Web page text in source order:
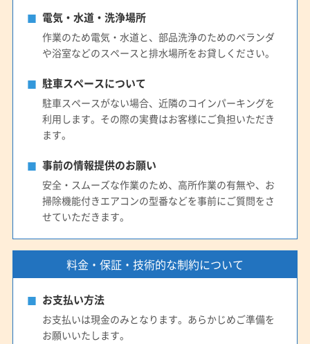
電気・水道・洗浄場所
作業のため電気・水道と、部品洗浄のためのベランダ
や浴室などのスペースと排水場所をお貸しください。
駐車スペースについて
駐車スペースがない場合、近隣のコインパーキングを
利用します。その際の実費はお客様にご負担いただき
ます。
事前の情報提供のお願い
安全・スムーズな作業のため、高所作業の有無や、お
掃除機能付きエアコンの型番などを事前にご質問をさ
せていただきます。
料金・保証・技術的な制約について
お支払い方法
お支払いは現金のみとなります。あらかじめご準備を
お願いいたします。